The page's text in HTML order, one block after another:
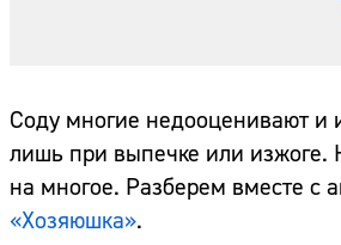
Соду многие недооценивают и
лишь при выпечке или изжоге.
на многое. Разберем вместе с
«Хозяюшка».